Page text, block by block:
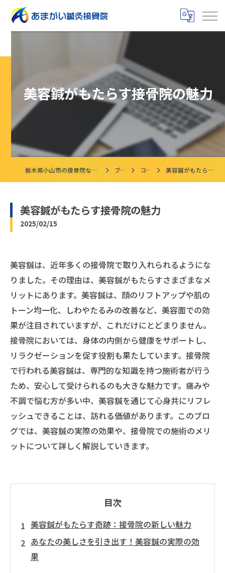
美容鍼がもたらす接骨院の魅力
栃木県小山市の接骨院ならあまがい鍼灸接骨院 ブログ コラム 美容鍼がもたらす接骨院の魅力
美容鍼がもたらす接骨院の魅力
2025/02/15
美容鍼は、近年多くの接骨院で取り入れられるようにな
りました。その理由は、美容鍼がもたらすさまざまなメ
リットにあります。美容鍼は、顔のリフトアップや肌の
トーン均一化、しわやたるみの改善など、美容面での効
果が注目されていますが、これだけにとどまりません。
接骨院においては、身体の内側から健康をサポートし、
リラクゼーションを促す役割も果たしています。接骨院
で行われる美容鍼は、専門的な知識を持つ施術者が行う
ため、安心して受けられるのも大きな魅力です。痛みや
不調で悩む方が多い中、美容鍼を通じて心身共にリフレ
ッシュできることは、訪れる価値があります。このブロ
グでは、美容鍼の実際の効果や、接骨院での施術のメリ
ットについて詳しく解説していきます。
目次
美容鍼がもたらす奇跡：接骨院の新しい魅力
あなたの美しさを引き出す！美容鍼の実際の効
果